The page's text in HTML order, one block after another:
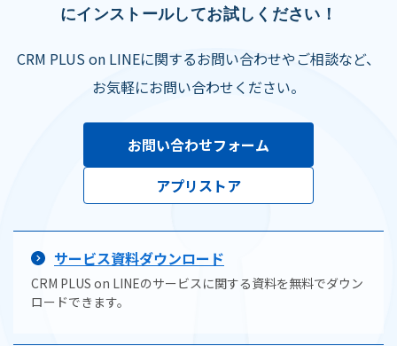
にインストールしてお試しください！
CRM PLUS on LINEに関するお問い合わせやご相談など、
お気軽にお問い合わせください。
お問い合わせフォーム
アプリストア
サービス資料ダウンロード
CRM PLUS on LINEのサービスに関する資料を無料でダウン
ロードできます。